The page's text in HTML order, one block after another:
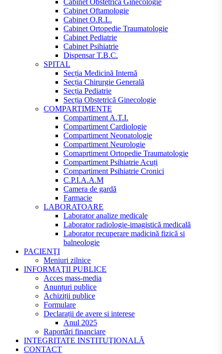
Cabinet Obstetrică Ginecologie
Cabinet Oftamologie
Cabinet O.R.L.
Cabinet Ortopedie Traumatologie
Cabinet Pediatrie
Cabinet Psihiatrie
Dispensar T.B.C.
SPITAL
Secția Medicină Internă
Secția Chirurgie Generală
Secția Pediatrie
Secția Obstetrică Ginecologie
COMPARTIMENTE
Compartiment A.T.I.
Compartiment Cardiologie
Compartiment Neonatologie
Compartiment Neurologie
Comaprtiment Ortopedie Traumatologie
Compartiment Psihiatrie Acuți
Compartiment Psihiatrie Cronici
C.P.I.A.A.M
Camera de gardă
Farmacie
LABORATOARE
Laborator analize medicale
Laborator radiologie-imagistică medicală
Laborator recuperare madicină fizică si
balneologie
PACIENŢI
Meniuri zilnice
INFORMAŢII PUBLICE
Acces mass-media
Anunțuri publice
Achiziții publice
Formulare
Declarații de avere si interese
Anul 2025
Raportări financiare
INTEGRITATE INSTITUŢIONALĂ
CONTACT